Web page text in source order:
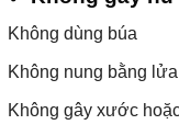
Không dùng búa
Không nung bằng lửa
Không gây xước